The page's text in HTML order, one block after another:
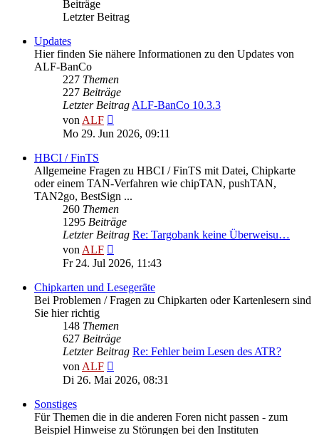
Beiträge
Letzter Beitrag
Updates
Hier finden Sie nähere Informationen zu den Updates von
ALF-BanCo
227 Themen
227 Beiträge
Letzter BeitragALF-BanCo 10.3.3
vonALF
Beitrag
Mo 29. Jun 2026, 09:11
HBCI / FinTS
Allgemeine Fragen zu HBCI / FinTS mit Datei, Chipkarte
oder einem TAN-Verfahren wie chipTAN, pushTAN,
TAN2go, BestSign ...
260 Themen
1295 Beiträge
Letzter Beitrag Re: Targobank keine Überweisu…
vonALF
Beitrag
Fr 24. Jul 2026, 11:43
Chipkarten und Lesegeräte
Bei Problemen / Fragen zu Chipkarten oder Kartenlesern sind
Sie hier richtig
148 Themen
627 Beiträge
Letzter Beitrag Re: Fehler beim Lesen des ATR?
vonALF
Beitrag
Di 26. Mai 2026, 08:31
Sonstiges
Für Themen die in die anderen Foren nicht passen - zum
Beispiel Hinweise zu Störungen bei den Instituten